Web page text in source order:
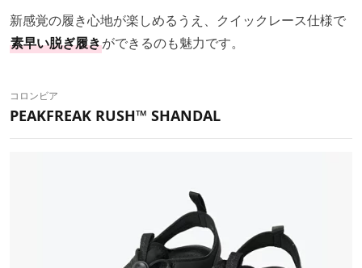
新感覚の履き心地が楽しめるうえ、クイックレース仕様で
素早い脱ぎ履きができるのも魅力です。
コロンビア
PEAKFREAK RUSH™ SHANDAL